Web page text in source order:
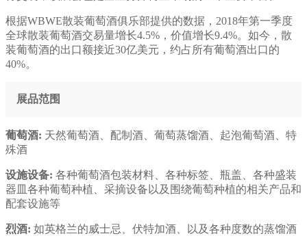
根据WBWE散装葡萄酒俱乐部提供的数据，2018年第一季度
全球散装葡萄酒交易量增长4.5%，价值增长9.4%。如今，散
装葡萄酒的出口额接近30亿美元，约占所有葡萄酒出口的
40%。
展品范围
葡萄酒: 天然葡萄酒、配制酒、葡萄蒸馏酒、起泡葡萄酒、特
殊酒
设施设备: 各种葡萄酒包装材料、各种标签、瓶盖、各种盛装
器皿各种葡萄种植、采摘设备以及围绕葡萄种植的相关产品和
配套设施等
烈酒: 如英格兰的威士忌、伏特加酒、以及各种度数的蒸馏酒